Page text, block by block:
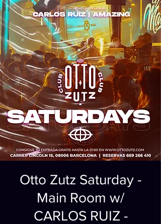
Otto Zutz Saturday -
Main Room w/
CARLOS RUIZ -